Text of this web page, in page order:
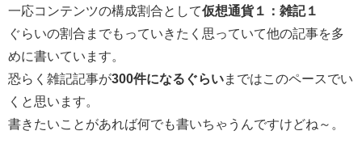
一応コンテンツの構成割合として仮想通貨１：雑記１
ぐらいの割合までもっていきたく思っていて他の記事を多
めに書いています。
恐らく雑記記事が300件になるぐらいまではこのペースでい
くと思います。
書きたいことがあれば何でも書いちゃうんですけどね～。